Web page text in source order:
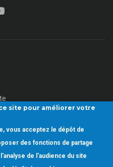
site pour améliorer votre
vous acceptez le dépôt de
des fonctions de partage
de l’audience du site